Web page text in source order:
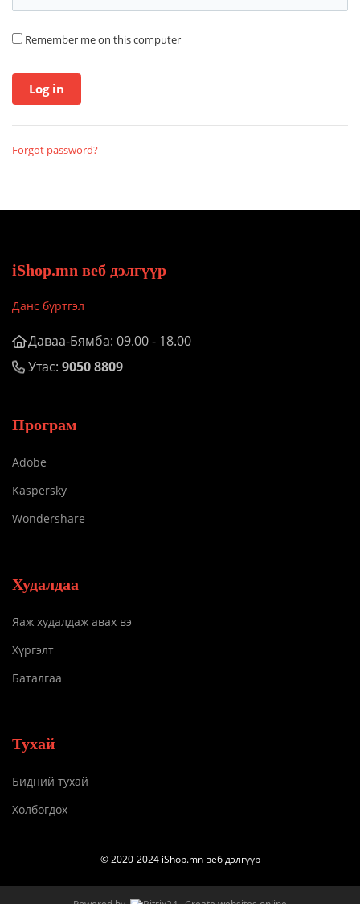
Remember me on this computer
Forgot password?
iShop.mn веб дэлгүүр
Данс бүртгэл
Даваа-Бямба: 09.00 - 18.00
Утас: 9050 8809
Програм
Adobe
Kaspersky
Wondershare
Худалдаа
Яаж худалдаж авах вэ
Хүргэлт
Баталгаа
Тухай
Бидний тухай
Холбогдох
© 2020-2024 iShop.mn веб дэлгүүр